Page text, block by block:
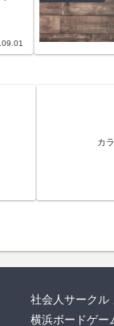
カ
社会人サークル
横浜ボードゲー